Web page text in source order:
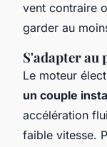
vent contraire
garder au
S'adapter au
Le moteur
un couple
accélération
faible vitesse.